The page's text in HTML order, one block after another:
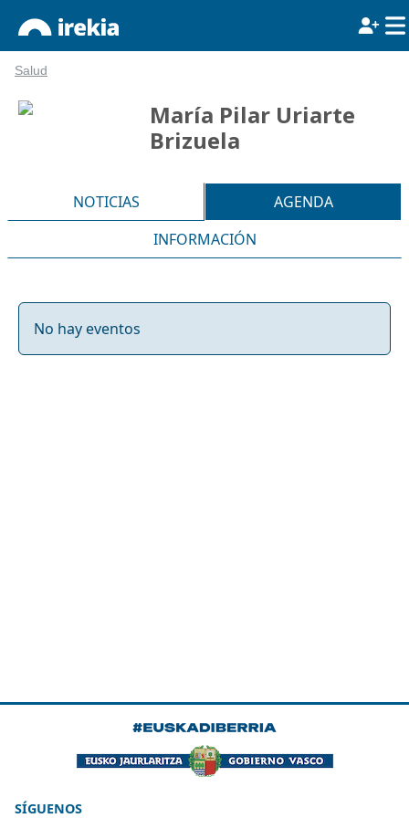
Salud
María Pilar Uriarte
Brizuela
NOTICIAS
AGENDA
INFORMACIÓN
No hay eventos
SÍGUENOS